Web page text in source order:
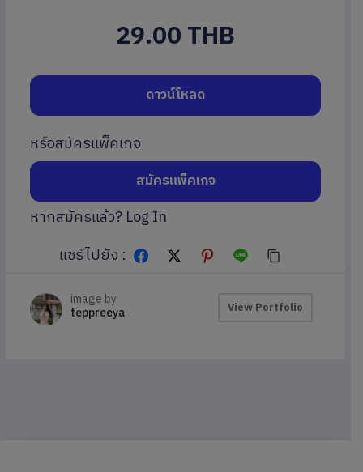
29.00 THB
ดาวน์โหลด
หรือสมัครแพ็คเกจ
สมัครแพ็คเกจ
หากสมัครแล้ว? Log In
แชร์ไปยัง :
image by
teppreeya View Portfolio